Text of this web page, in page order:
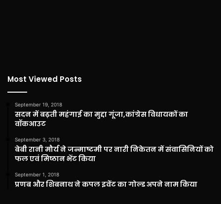
Most Viewed Posts
September 19, 2018
सदन में बढ़ती महंगाई का मुद्दा गूंजा,कांग्रेस विधायकों का
वॉकआउट
September 3, 2018
बेबी रानी मौर्य ने जन्माष्टमी पर नारी निकेतन में संवासिनियों को
फल एवं मिष्ठान भेंट किया
September 1, 2018
प्रणब और शिबनाथ ने कपल इवेंट का गोल्ड अपने नाम किया